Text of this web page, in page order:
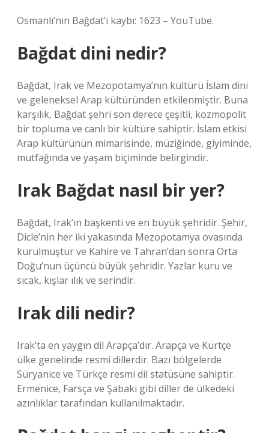
Osmanlı’nın Bağdat’ı kaybı: 1623 – YouTube.
Bağdat dini nedir?
Bağdat, Irak ve Mezopotamya’nın kültürü İslam dini
ve geleneksel Arap kültüründen etkilenmiştir. Buna
karşılık, Bağdat şehri son derece çeşitli, kozmopolit
bir topluma ve canlı bir kültüre sahiptir. İslam etkisi
Arap kültürünün mimarisinde, müziğinde, giyiminde,
mutfağında ve yaşam biçiminde belirgindir.
Irak Bağdat nasıl bir yer?
Bağdat, Irak’ın başkenti ve en büyük şehridir. Şehir,
Dicle’nin her iki yakasında Mezopotamya ovasında
kurulmuştur ve Kahire ve Tahran’dan sonra Orta
Doğu’nun üçüncü büyük şehridir. Yazlar kuru ve
sıcak, kışlar ılık ve serindir.
Irak dili nedir?
Irak’ta en yaygın dil Arapça’dır. Arapça ve Kürtçe
ülke genelinde resmi dillerdir. Bazı bölgelerde
Süryanice ve Türkçe resmi dil statüsüne sahiptir.
Ermenice, Farsça ve Şabaki gibi diller de ülkedeki
azınlıklar tarafından kullanılmaktadır.